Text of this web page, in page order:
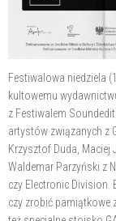
Festiwalowa niedziela
kultowemu
z Festiwalem
artystów związanych z
Krzysztof Duda, Maciej
Waldemar Parzyński z
czy Electronic
czy zrobić pamiątkowe